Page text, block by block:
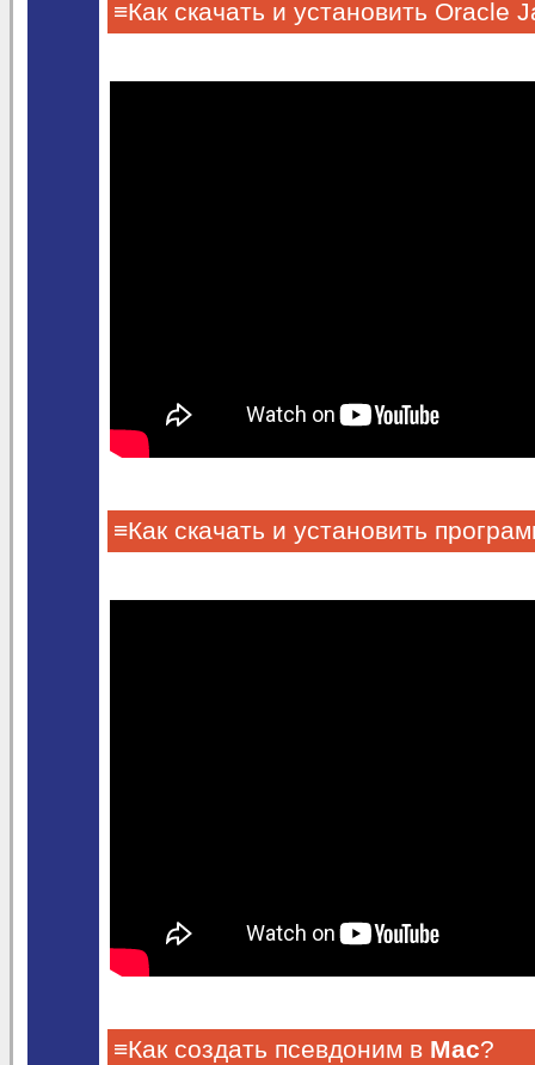
≡Как скачать и установить Oracle
≡Как скачать и установить
≡Как создать псевдоним в Mac?